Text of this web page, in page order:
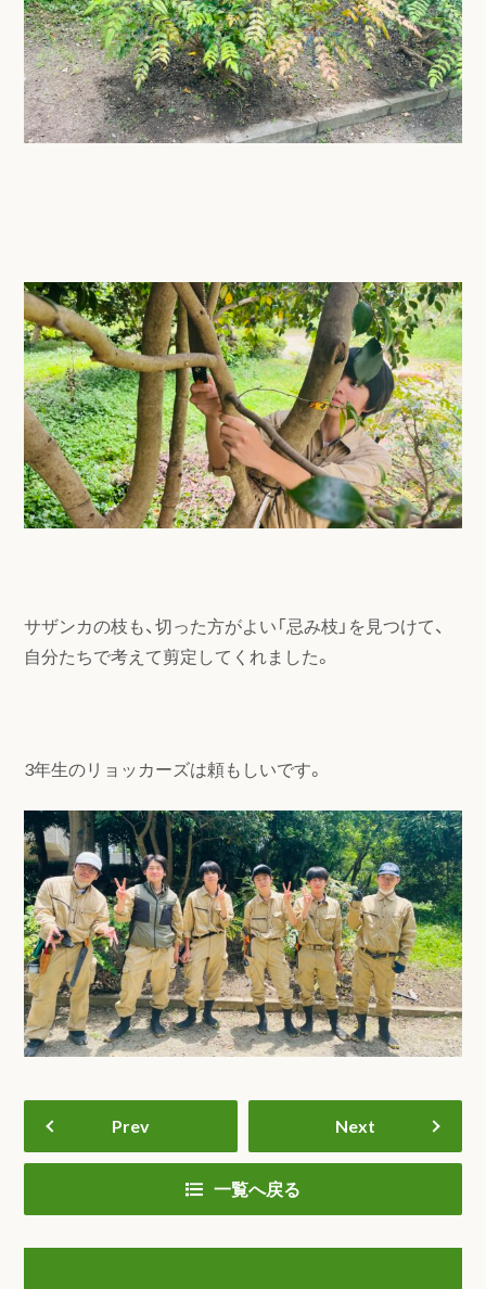
サザンカの枝も、切った方がよい「忌み枝」を見つけて、
自分たちで考えて剪定してくれました。
3年生のリョッカーズは頼もしいです。
Prev Next
一覧へ戻る